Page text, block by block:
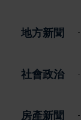
地方新聞
社會政治
房產新聞